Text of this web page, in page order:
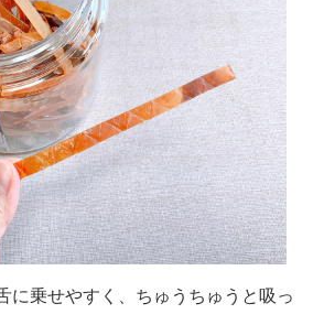
に乗せやすく、ちゅうちゅうと吸っ